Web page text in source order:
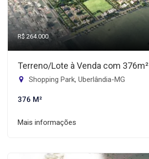
R$ 264.000
Terreno/Lote à Venda com 376m²
Shopping Park, Uberlândia-MG
376 M²
Mais informações